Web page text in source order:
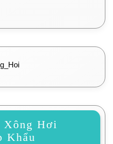
Xông Hơi
Khẩu